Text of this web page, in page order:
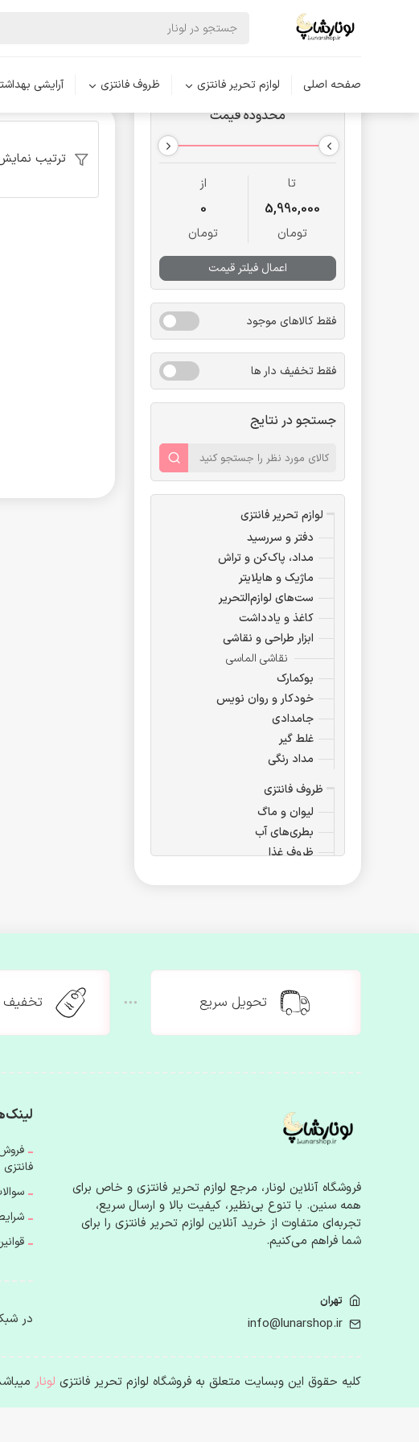
صفحه اصلی لوازم تحریر فانتزی ظروف فانتزی آرایشی
محدوده قیمت
تا
5,990,000
تومان
از
0
تومان
اعمال فیلتر قیمت
فقط کالاهای موجود
فقط تخفیف دار ها
جستجو در نتایج
لوازم تحریر فانتزی
دفتر و سررسید
مداد، پاک‌کن و تراش
ماژیک و هایلایتر
ست‌های لوازم‌التحریر
کاغذ و یادداشت
ابزار طراحی و نقاشی
نقاشی الماسی
بوکمارک
خودکار و روان نویس
جامدادی
غلط گیر
مداد رنگی
ظروف فانتزی
لیوان و ماگ
بطری‌های آب
ظروف غذا
اسموتی
لوازم آرایشی
اکسسوری
جواهرات فانتزی
کیف‌های کوچک
عینک آفتابی
ساعت‌های فانتزی
هدایا و محصولات خاص
استند و نگهدارنده گوشی
لوازم اتاق و خانه
لوازم تحریر فانتزی
ترتیب
تحویل سریع
فروشگاه آنلاین لونار، مرجع لوازم‌ تحریر فانتزی و خاص برای
همه سنین. با تنوع بی‌نظیر، کیفیت بالا و ارسال سریع،
تجربه‌ای متفاوت از خرید آنلاین لوازم‌ تحریر فانتزی را برای
شما فراهم می‌کنیم.
تهران
info@lunarshop.ir
فانتزی
در
کلیه حقوق این وبسایت متعلق به فروشگاه لوازم تحریر فانتزی لونار